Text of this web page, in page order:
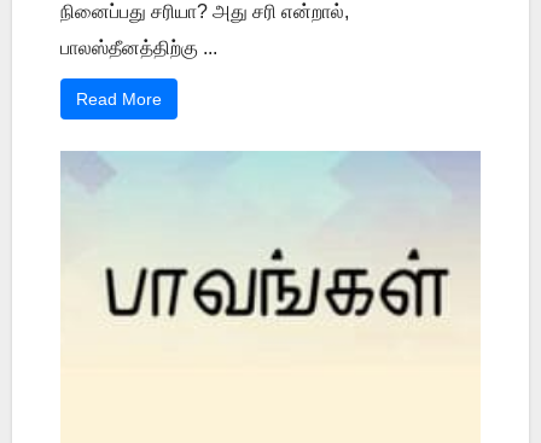
நினைப்பது சரியா? அது சரி என்றால்,
பாலஸ்தீனத்திற்கு ...
Read More